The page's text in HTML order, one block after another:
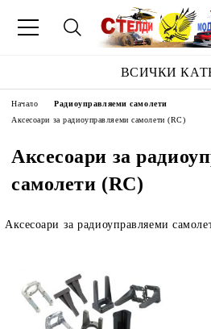
ВСИЧКИ
Начало
Радиоуправляеми самолети
Аксесоари за радиоуправляеми самолети (RC)
Аксесоари за
самолети (RC)
Аксесоари за радиоуправляеми